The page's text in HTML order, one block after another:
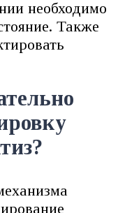
необходимо
Также